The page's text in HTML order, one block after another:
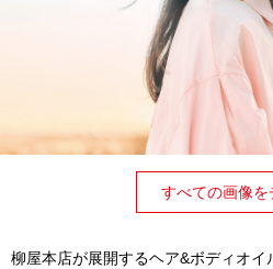
すべての画像を
柳屋本店が展開するヘア&ボディオ